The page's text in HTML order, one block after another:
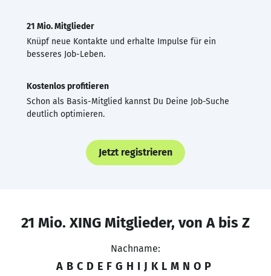
21 Mio. Mitglieder
Knüpf neue Kontakte und erhalte Impulse für ein
besseres Job-Leben.
Kostenlos profitieren
Schon als Basis-Mitglied kannst Du Deine Job-Suche
deutlich optimieren.
Jetzt registrieren
21 Mio. XING Mitglieder, von A bis Z
Nachname:
A B C D E F G H I J K L M N O P